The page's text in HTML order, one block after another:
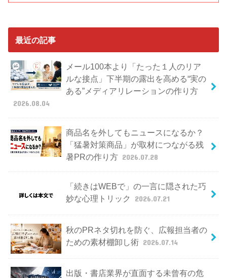
最近の記事
メール100本より「たった１人のリア
ルな接点」下半期の露出を高める“実の
ある”メディアリレーションの作り方
2026.08.04
商品名を外してもニュースになるか？
「猛暑対策商品」が取材につながる残
暑PRの作り方 2026.07.28
「続きはWEBで」の一言に隠された巧
妙な心理トリック
2026.07.21
秋のPRネタ切れを防ぐ、広報担当者の
ための素材棚卸し術 2026.07.14
出版・書店業界が直面する未曾有の危